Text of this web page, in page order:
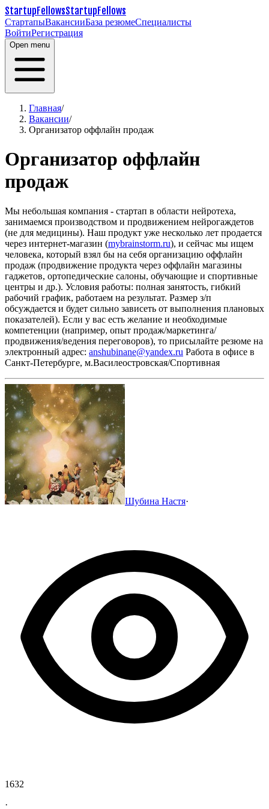
StartupFellowsStartupFellows
СтартапыВакансииБаза резюмеСпециалисты
ВойтиРегистрация
Open menu
Главная/
Вакансии/
Организатор оффлайн продаж
Организатор оффлайн
продаж
Мы небольшая компания - стартап в области нейротеха,
занимаемся производством и продвижением нейрогаждетов
(не для медицины). Наш продукт уже несколько лет продается
через интернет-магазин (mybrainstorm.ru), и сейчас мы ищем
человека, который взял бы на себя организацию оффлайн
продаж (продвижение продукта через оффлайн магазины
гаджетов, ортопедические салоны, обучающие и спортивные
центры и др.). Условия работы: полная занятость, гибкий
рабочий график, работаем на результат. Размер з/п
обсуждается и будет сильно зависеть от выполнения плановых
показателей). Если у вас есть желание и необходимые
компетенции (например, опыт продаж/маркетинга/
продвижения/ведения переговоров), то присылайте резюме на
электронный адрес: anshubinane@yandex.ru Работа в офисе в
Санкт-Петербурге, м.Василеостровская/Спортивная
Шубина Настя·
1632
·